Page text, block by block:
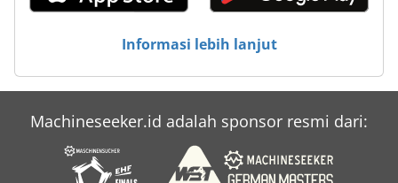
Informasi lebih lanjut
Machineseeker.id adalah sponsor resmi dari: